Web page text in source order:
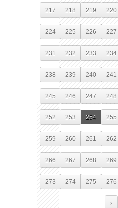
217 218 219 220
224 225 226 227
231 232 233 234
238 239 240 241
245 246 247 248
252 253 254 255
259 260 261 262
266 267 268 269
273 274 275 276
›